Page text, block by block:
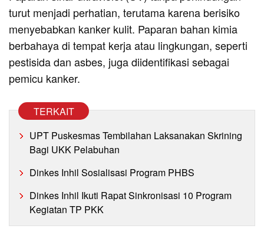
turut menjadi perhatian, terutama karena berisiko
menyebabkan kanker kulit. Paparan bahan kimia
berbahaya di tempat kerja atau lingkungan, seperti
pestisida dan asbes, juga diidentifikasi sebagai
pemicu kanker.
TERKAIT
UPT Puskesmas Tembilahan Laksanakan Skrining
Bagi UKK Pelabuhan
Dinkes Inhil Sosialisasi Program PHBS
Dinkes Inhil Ikuti Rapat Sinkronisasi 10 Program
Kegiatan TP PKK